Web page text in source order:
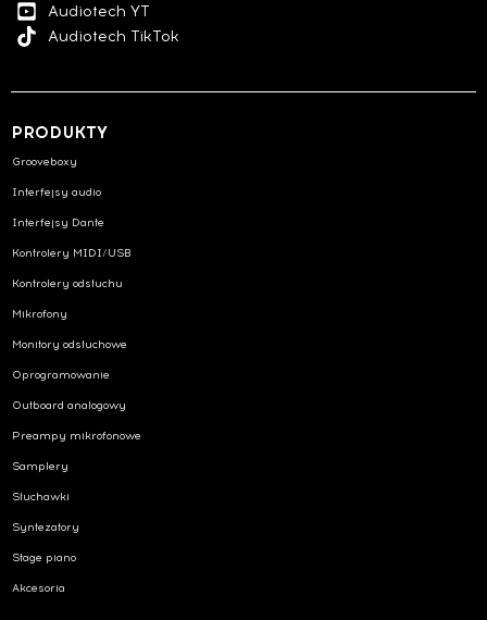
Audiotech YT
Audiotech TikTok
PRODUKTY
Grooveboxy
Interfejsy audio
Interfejsy Dante
Kontrolery MIDI/USB
Kontrolery odsłuchu
Mikrofony
Monitory odsłuchowe
Oprogramowanie
Outboard analogowy
Preampy mikrofonowe
Samplery
Słuchawki
Syntezatory
Stage piano
Akcesoria